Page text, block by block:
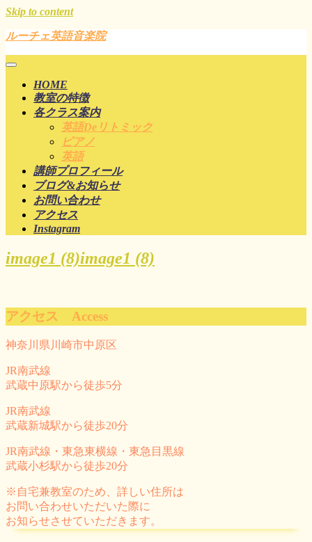
Skip to content
ルーチェ英語音楽院
HOME
教室の特徴
各クラス案内
英語deリトミック
ピアノ
英語
講師プロフィール
ブログ&お知らせ
お問い合わせ
アクセス
Instagram
image1 (8)image1 (8)
アクセス Access
神奈川県川崎市中原区
JR南武線
武蔵中原駅から徒歩5分
JR南武線
武蔵新城駅から徒歩20分
JR南武線・東急東横線・東急目黒線
武蔵小杉駅から徒歩20分
※自宅兼教室のため、詳しい住所は
お問い合わせいただいた際に
お知らせさせていただきます。